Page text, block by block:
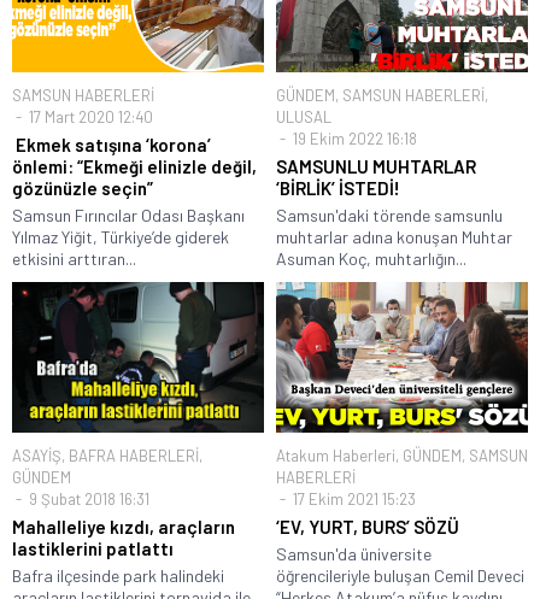
SAMSUN HABERLERİ
17 Mart 2020 12:40
Ekmek satışına ‘korona’
önlemi: “Ekmeği elinizle değil,
gözünüzle seçin”
Samsun Fırıncılar Odası Başkanı
Yılmaz Yiğit, Türkiye’de giderek
etkisini arttıran...
GÜNDEM, SAMSUN HABERLERİ,
ULUSAL
19 Ekim 2022 16:18
SAMSUNLU MUHTARLAR
‘BİRLİK’ İSTEDİ!
Samsun'daki törende samsunlu
muhtarlar adına konuşan Muhtar
Asuman Koç, muhtarlığın...
ASAYİŞ, BAFRA HABERLERİ,
GÜNDEM
9 Şubat 2018 16:31
Mahalleliye kızdı, araçların
lastiklerini patlattı
Bafra ilçesinde park halindeki
Atakum Haberleri, GÜNDEM, SAMSUN
HABERLERİ
17 Ekim 2021 15:23
‘EV, YURT, BURS’ SÖZÜ
Samsun'da üniversite
öğrencileriyle buluşan Cemil Deveci